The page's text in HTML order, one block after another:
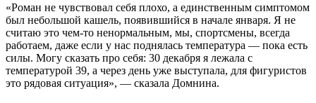
«Роман не чувствовал себя плохо, а единственным симптомом
был небольшой кашель, появившийся в начале января. Я не
считаю это чем-то ненормальным, мы, спортсмены, всегда
работаем, даже если у нас поднялась температура — пока есть
силы. Могу сказать про себя: 30 декабря я лежала с
температурой 39, а через день уже выступала, для фигуристов
это рядовая ситуация», — сказала Домнина.